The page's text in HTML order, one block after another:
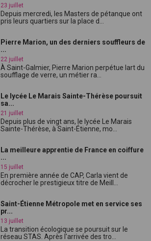
23 juillet
Depuis mercredi, les Masters de pétanque ont
pris leurs quartiers sur la place d...
Pierre Marion, un des derniers souffleurs de
...
22 juillet
À Saint-Galmier, Pierre Marion perpétue lart du
soufflage de verre, un métier ra...
Le lycée Le Marais Sainte-Thérèse poursuit
sa...
21 juillet
Depuis plus de vingt ans, le lycée Le Marais
Sainte-Thérèse, à Saint-Étienne, mo...
La meilleure apprentie de France en coiffure
...
15 juillet
En première année de CAP, Carla vient de
décrocher le prestigieux titre de Meill...
Saint-Étienne Métropole met en service ses
pr...
13 juillet
La transition écologique se poursuit sur le
réseau STAS. Après l'arrivée des tro...